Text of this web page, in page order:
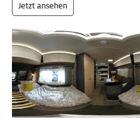
Jetzt ansehen